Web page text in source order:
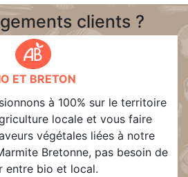
clients ?
ET BRETON
à 100% sur le territoire
locale et vous faire
végétales liées à notre
Bretonne, pas besoin de
entre bio et local.